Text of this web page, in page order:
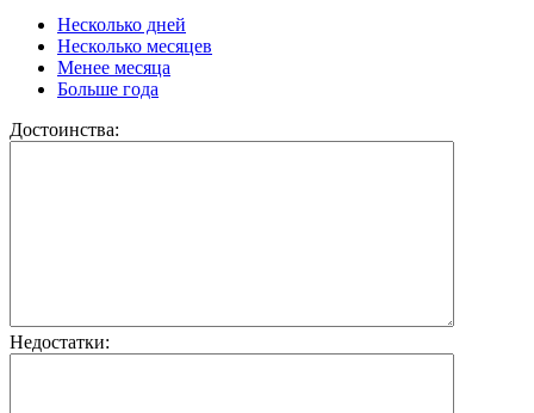
Несколько дней
Несколько месяцев
Менее месяца
Больше года
Достоинства:
Недостатки: